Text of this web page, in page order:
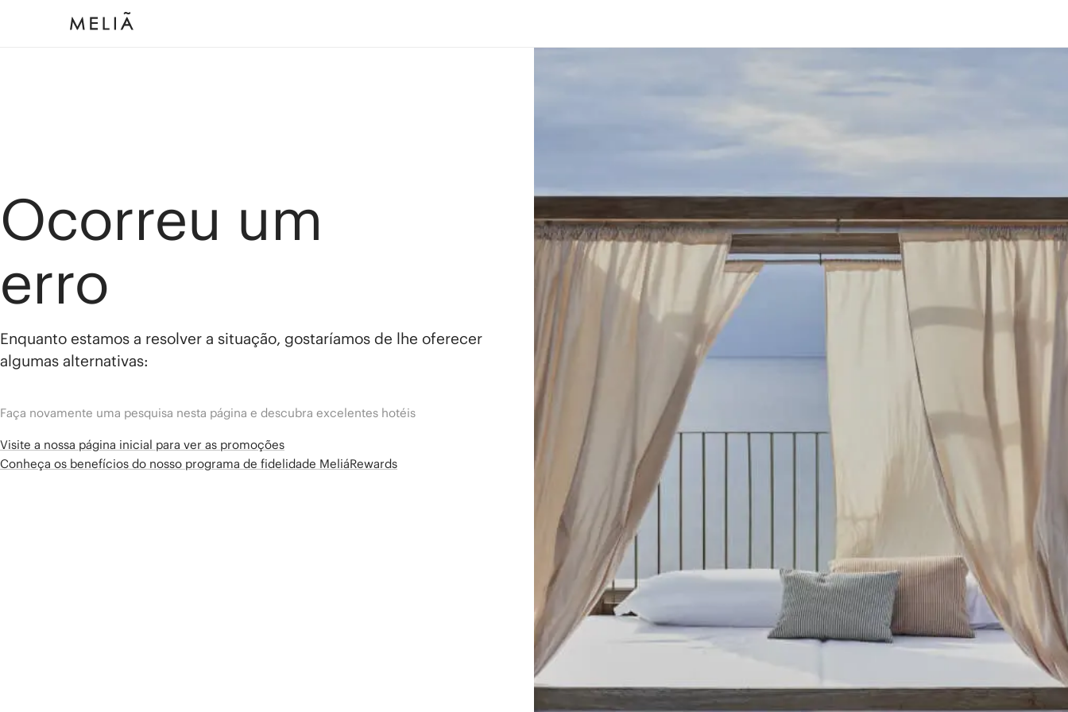
Ocorreu um
erro
Enquanto estamos a resolver a situação, gostaríamos de lhe oferecer
algumas alternativas:
Faça novamente uma pesquisa nesta página e descubra excelentes hotéis
Visite a nossa página inicial para ver as promoções
Conheça os benefícios do nosso programa de fidelidade MeliáRewards